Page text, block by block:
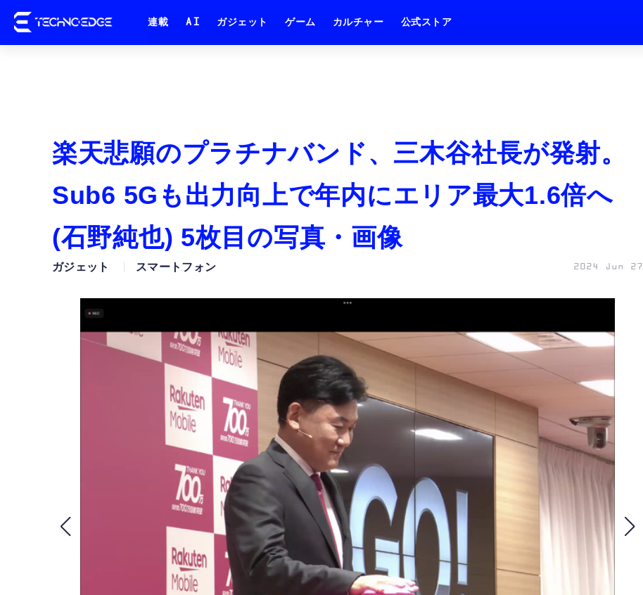
連載 AI ガジェット ゲーム カルチャー 公式ストア
楽天悲願のプラチナバンド、三木谷社長が発射。
Sub6 5Gも出力向上で年内にエリア最大1.6倍へ
(石野純也) 5枚目の写真・画像
ガジェット スマートフォン 2024 Jun 27